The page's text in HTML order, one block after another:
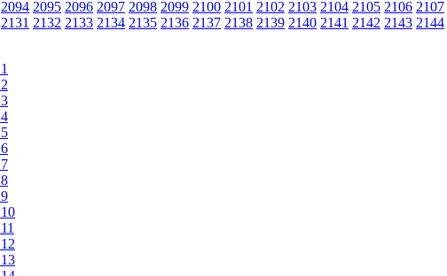
2094 2095 2096 2097 2098 2099 2100 2101 2102 2103 2104 2105 2106 2107
2131 2132 2133 2134 2135 2136 2137 2138 2139 2140 2141 2142 2143 2144